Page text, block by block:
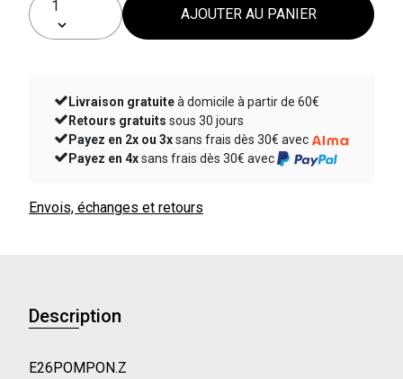
AJOUTER AU PANIER
Livraison gratuite
à domicile à partir de 60€
Retours gratuits
sous 30 jours
Payez en 2x ou 3x
sans frais dès 30€ avec
Payez en 4x
sans frais dès 30€ avec
Envois, échanges et retours
Description
E26POMPON.Z